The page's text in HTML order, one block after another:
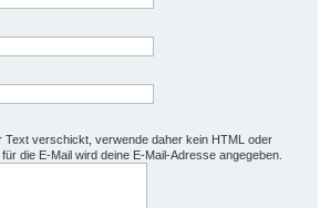
Text verschickt, verwende daher kein HTML oder
die E-Mail wird deine E-Mail-Adresse angegeben.